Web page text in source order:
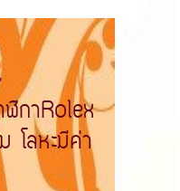
ฬิกาRolex
โลหะมีค่า